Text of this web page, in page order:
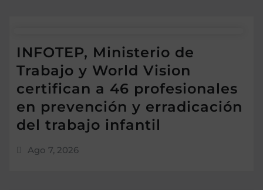
INFOTEP, Ministerio de
Trabajo y World Vision
certifican a 46 profesionales
en prevención y erradicación
del trabajo infantil
Ago 7, 2026